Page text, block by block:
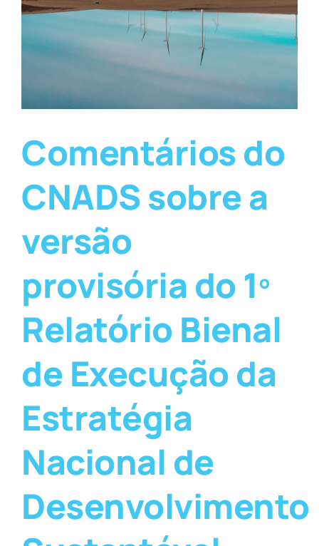
Comentários do
CNADS sobre a
versão
provisória do 1º
Relatório Bienal
de Execução da
Estratégia
Nacional de
Desenvolvimento